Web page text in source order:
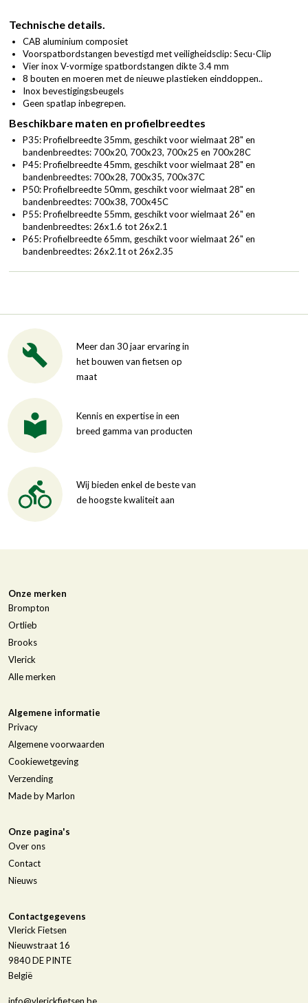
Technische details.
CAB aluminium composiet
Voorspatbordstangen bevestigd met veiligheidsclip: Secu-Clip
Vier inox V-vormige spatbordstangen dikte 3.4 mm
8 bouten en moeren met de nieuwe plastieken einddoppen..
Inox bevestigingsbeugels
Geen spatlap inbegrepen.
Beschikbare maten en profielbreedtes
P35: Profielbreedte 35mm, geschikt voor wielmaat 28" en
bandenbreedtes: 700x20, 700x23, 700x25 en 700x28C
P45: Profielbreedte 45mm, geschikt voor wielmaat 28" en
bandenbreedtes: 700x28, 700x35, 700x37C
P50: Profielbreedte 50mm, geschikt voor wielmaat 28" en
bandenbreedtes: 700x38, 700x45C
P55: Profielbreedte 55mm, geschikt voor wielmaat 26" en
bandenbreedtes: 26x1.6 tot 26x2.1
P65: Profielbreedte 65mm, geschikt voor wielmaat 26" en
bandenbreedtes: 26x2.1t ot 26x2.35
Meer dan 30 jaar ervaring in
het bouwen van fietsen op
maat
Kennis en expertise in een
breed gamma van producten
Wij bieden enkel de beste van
de hoogste kwaliteit aan
Onze merken
Brompton
Ortlieb
Brooks
Vlerick
Alle merken
Algemene informatie
Privacy
Algemene voorwaarden
Cookiewetgeving
Verzending
Made by Marlon
Onze pagina's
Over ons
Contact
Nieuws
Contactgegevens
Vlerick Fietsen
Nieuwstraat 16
9840DE PINTE
België